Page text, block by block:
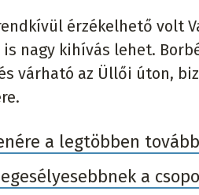
érzékelhető volt
nagy kihívás lehet.
várható az Üllői úton,
a legtöbben
a